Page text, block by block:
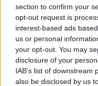
section to confirm your
opt-out request is
interest-based ads
us or personal
your opt-out. You may
disclosure of your
IAB’s list of
also be disclosed by us
Trial
El